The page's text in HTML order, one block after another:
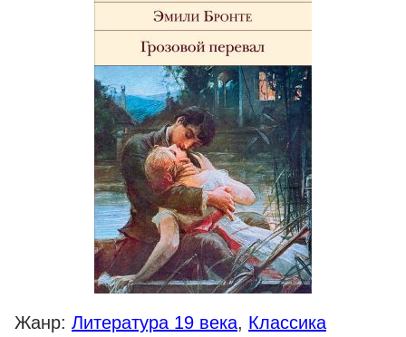
Жанр: Литература 19 века, Классика